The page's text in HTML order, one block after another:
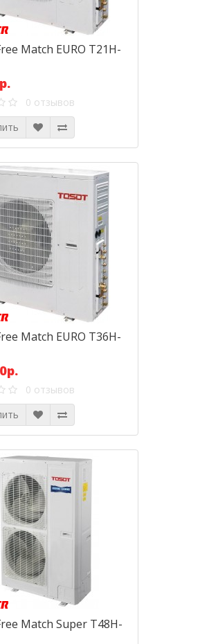
Match EURO T21H-
0 отзывов
Match EURO T36H-
0 отзывов
Match Super T48H-